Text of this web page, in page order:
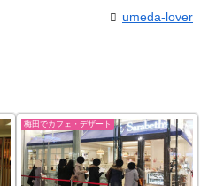
umeda-lover
梅田でカフェ・デザート